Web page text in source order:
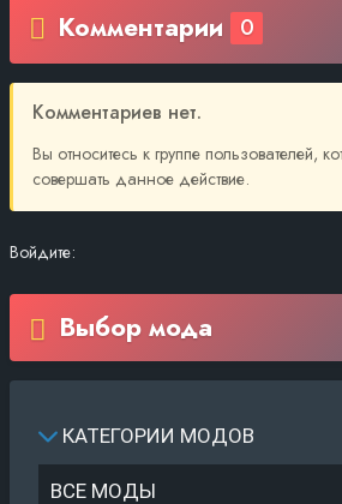
Комментарии 0
Комментариев нет.
Вы относитесь к группе пользователей,
совершать данное действие.
Войдите:
Выбор мода
КАТЕГОРИИ МОДОВ
ВСЕ МОДЫ